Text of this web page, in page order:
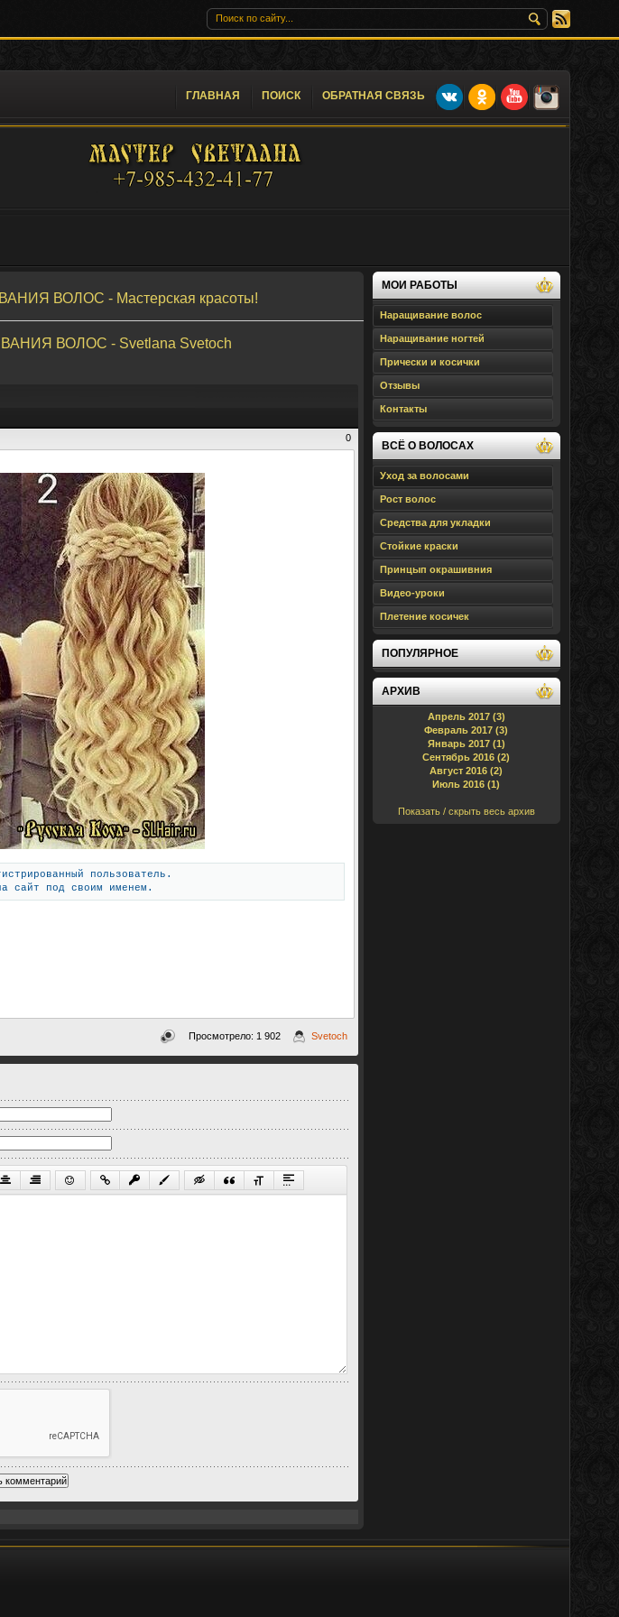
ГЛАВНАЯ ПОИСК ОБРАТНАЯ СВЯЗЬ
ВОЛОС - Мастерская красоты!
ВОЛОС - Svetlana Svetoch
0
пользователь.
сайт под своим именем.
Просмотрело: 1 902 Svetoch
МОИ РАБОТЫ
Наращивание волос
Наращивание ногтей
Прически и косички
Отзывы
Контакты
ВСЁ О ВОЛОСАХ
Уход за волосами
Рост волос
Средства для укладки
Стойкие краски
Принцып окрашивния
Видео-уроки
Плетение косичек
ПОПУЛЯРНОЕ
АРХИВ
Апрель 2017 (3)
Февраль 2017 (3)
Январь 2017 (1)
Сентябрь 2016 (2)
Август 2016 (2)
Июль 2016 (1)
Показать / скрыть весь архив